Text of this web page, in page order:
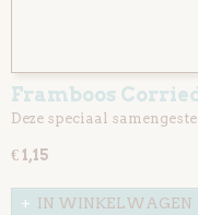
Framboos
Deze speciaal
€ 1,15
IN WINKELWAGEN